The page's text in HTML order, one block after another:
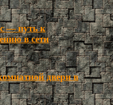
— путь к
в сети
двери в